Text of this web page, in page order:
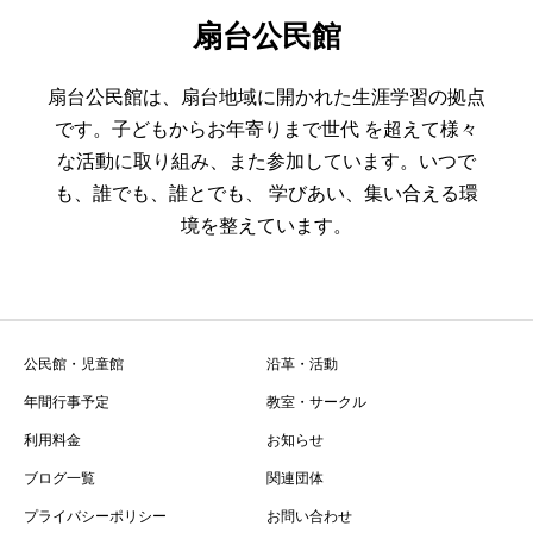
扇台公民館
扇台公民館は、扇台地域に開かれた生涯学習の拠点
です。子どもからお年寄りまで世代 を超えて様々
な活動に取り組み、また参加しています。いつで
も、誰でも、誰とでも、 学びあい、集い合える環
境を整えています。
公民館・児童館 沿革・活動
年間行事予定 教室・サークル
利用料金 お知らせ
ブログ一覧 関連団体
プライバシーポリシー お問い合わせ